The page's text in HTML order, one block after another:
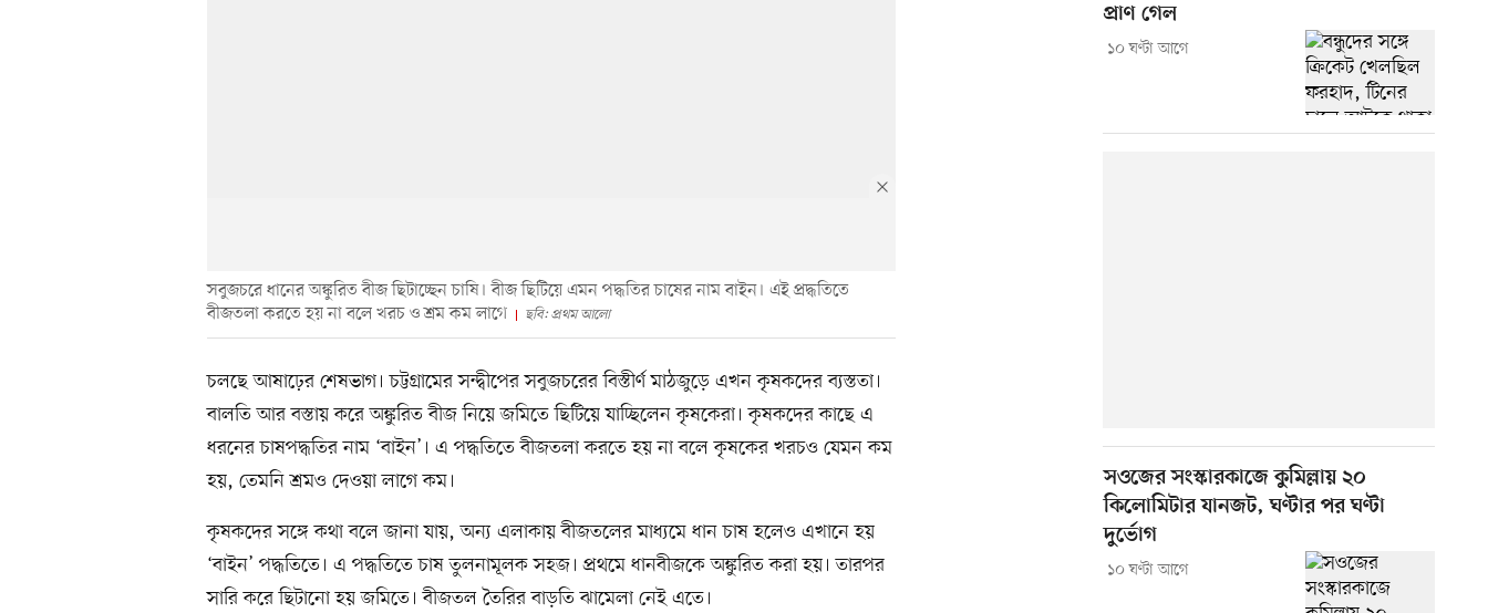
সবুজচরে ধানের অঙ্কুরিত বীজ ছিটাচ্ছেন চাষি। বীজ ছিটিয়ে এমন পদ্ধতির চাষের নাম বাইন। এই প্রদ্ধতিতে
বীজতলা করতে হয় না বলে খরচ ও শ্রম কম লাগে
ছবি: প্রথম আলো
চলছে আষাঢ়ের শেষভাগ। চট্টগ্রামের সন্দ্বীপের সবুজচরের বিস্তীর্ণ মাঠজুড়ে এখন কৃষকদের ব্যস্ততা।
বালতি আর বস্তায় করে অঙ্কুরিত বীজ নিয়ে জমিতে ছিটিয়ে যাচ্ছিলেন কৃষকেরা। কৃষকদের কাছে এ
ধরনের চাষপদ্ধতির নাম ‘বাইন’। এ পদ্ধতিতে বীজতলা করতে হয় না বলে কৃষকের খরচও যেমন কম
হয়, তেমনি শ্রমও দেওয়া লাগে কম।
কৃষকদের সঙ্গে কথা বলে জানা যায়, অন্য এলাকায় বীজতলের মাধ্যমে ধান চাষ হলেও এখানে হয়
‘বাইন’ পদ্ধতিতে। এ পদ্ধতিতে চাষ তুলনামূলক সহজ। প্রথমে ধানবীজকে অঙ্কুরিত করা হয়। তারপর
সারি করে ছিটানো হয় জমিতে। বীজতল তৈরির বাড়তি ঝামেলা নেই এতে।
প্রাণ গেল
১০ ঘণ্টা আগে
সওজের সংস্কারকাজে কুমিল্লায় ২০
কিলোমিটার যানজট, ঘণ্টার পর ঘণ্টা
দুর্ভোগ
১০ ঘণ্টা আগে